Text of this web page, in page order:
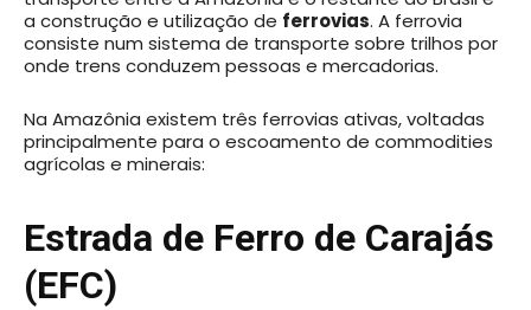
a construção e utilização de ferrovias. A ferrovia
consiste num sistema de transporte sobre trilhos por
onde trens conduzem pessoas e mercadorias.
Na Amazônia existem três ferrovias ativas, voltadas
principalmente para o escoamento de commodities
agrícolas e minerais:
Estrada de Ferro de Carajás
(EFC)